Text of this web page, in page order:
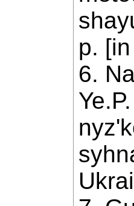
p.
6.